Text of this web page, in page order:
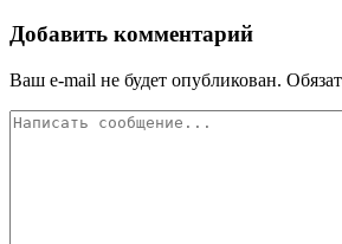
Добавить комментарий
Ваш e-mail не будет опубликован.